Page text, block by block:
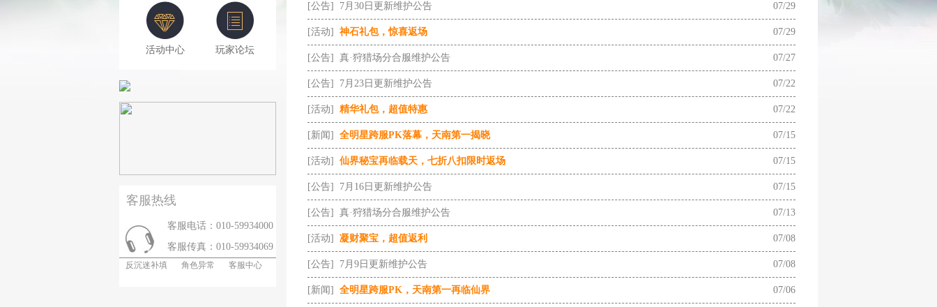
活动中心 玩家论坛
客服热线
客服电话：010-59934000
客服传真：010-59934069
反沉迷补填 角色异常 客服中心
07/29
[公告] 7月30日更新维护公告
07/29
[活动] 神石礼包，惊喜返场
07/27
[公告] 真·狩猎场分合服维护公告
07/22
[公告] 7月23日更新维护公告
07/22
[活动] 精华礼包，超值特惠
07/15
[新闻] 全明星跨服PK落幕，天南第一揭晓
07/15
[活动] 仙界秘宝再临载天，七折八扣限时返场
07/15
[公告] 7月16日更新维护公告
07/13
[公告] 真·狩猎场分合服维护公告
07/08
[活动] 凝财聚宝，超值返利
07/08
[公告] 7月9日更新维护公告
07/06
[新闻] 全明星跨服PK，天南第一再临仙界